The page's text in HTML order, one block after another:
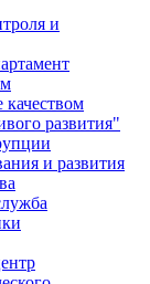
и
развития"
и развития